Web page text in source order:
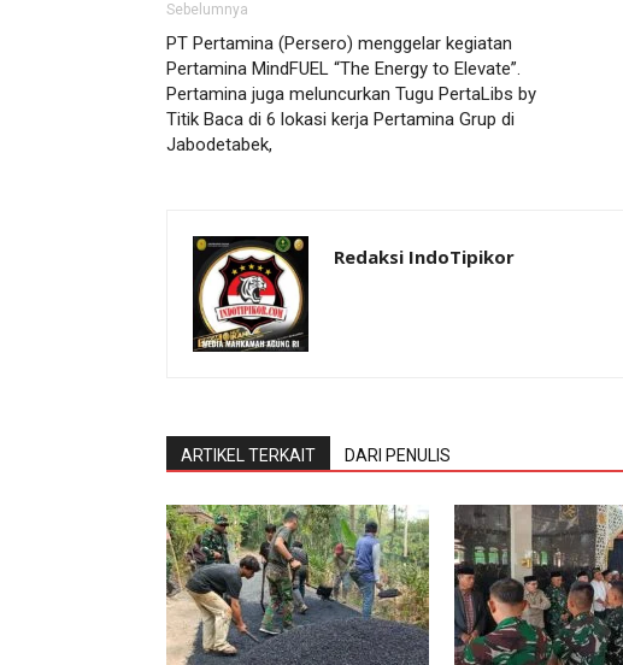
Sebelumnya
PT Pertamina (Persero) menggelar kegiatan
Pertamina MindFUEL “The Energy to Elevate”.
Pertamina juga meluncurkan Tugu PertaLibs by
Titik Baca di 6 lokasi kerja Pertamina Grup di
Jabodetabek,
Redaksi IndoTipikor
ARTIKEL TERKAIT DARI PENULIS